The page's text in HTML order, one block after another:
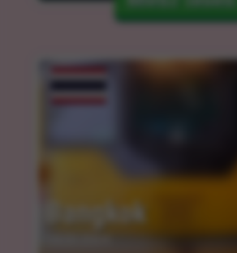
Bangkok